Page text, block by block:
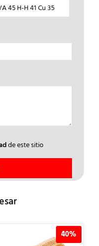
de este sitio
40%